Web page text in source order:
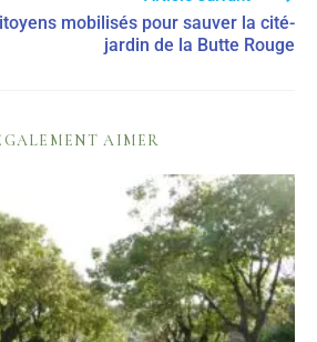
mobilisés pour sauver la cité-
jardin de la Butte Rouge
AIMER